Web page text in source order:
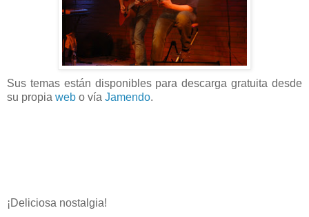
Sus temas están disponibles para descarga gratuita desde
su propia web o vía Jamendo.
¡Deliciosa nostalgia!